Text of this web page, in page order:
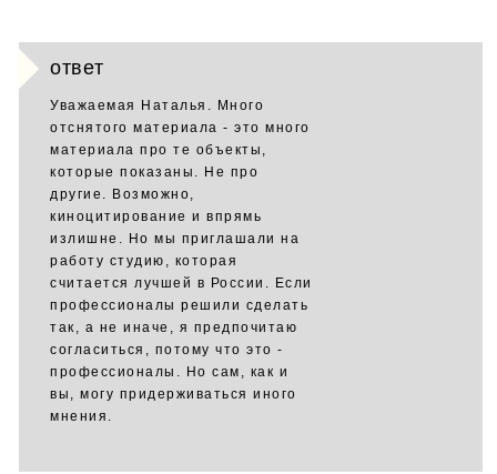
ответ
Уважаемая Наталья. Много
отснятого материала - это много
материала про те объекты,
которые показаны. Не про
другие. Возможно,
киноцитирование и впрямь
излишне. Но мы приглашали на
работу студию, которая
считается лучшей в России. Если
профессионалы решили сделать
так, а не иначе, я предпочитаю
согласиться, потому что это -
профессионалы. Но сам, как и
вы, могу придерживаться иного
мнения.